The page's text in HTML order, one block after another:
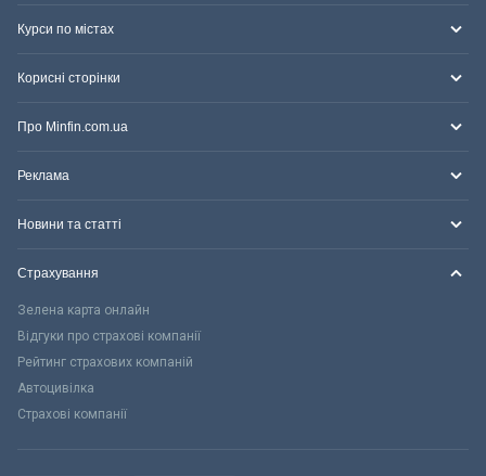
Курси по містах
Корисні сторінки
Про Minfin.com.ua
Реклама
Новини та статті
Страхування
Зелена карта онлайн
Відгуки про страхові компанії
Рейтинг страхових компаній
Автоцивілка
Страхові компанії